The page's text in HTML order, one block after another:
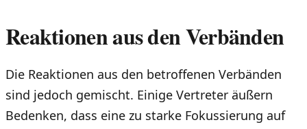
Reaktionen aus den Verbänden
Die Reaktionen aus den betroffenen Verbänden
sind jedoch gemischt. Einige Vertreter äußern
Bedenken, dass eine zu starke Fokussierung auf